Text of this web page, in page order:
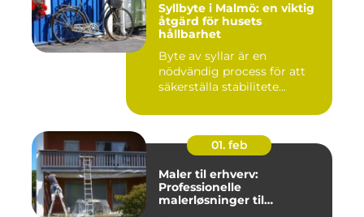
Syllbyte i Malmö: en viktig
åtgärd för husets
hållbarhet
Byte av syllar är en
nödvändig process för att
säkerställa stabilitete...
01. feb
Maler til erhverv:
Professionelle
malerløsninger til